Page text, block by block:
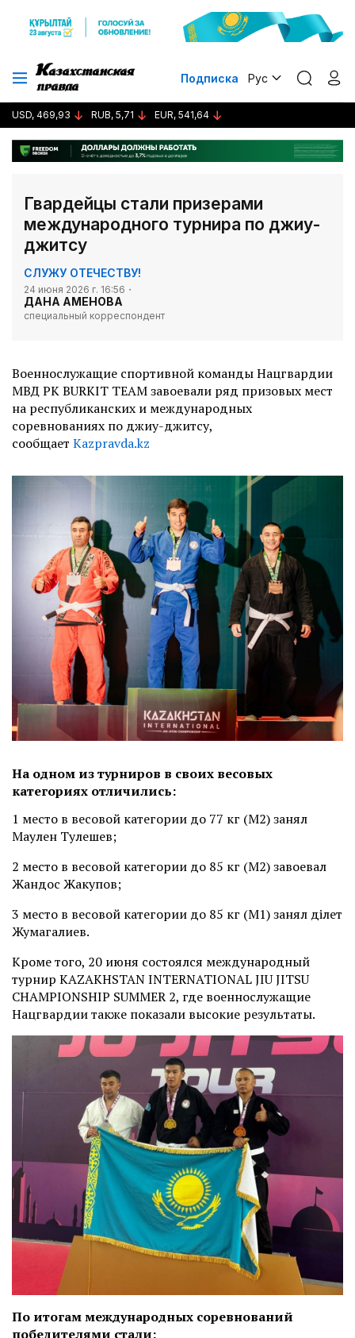
Подписка Рус
USD, 469,93 RUB, 5,71 EUR, 541,64
Гвардейцы стали призерами
международного турнира по джиу-
джитсу
СЛУЖУ ОТЕЧЕСТВУ!
24 июня 2026 г. 16:56
ДАНА АМЕНОВА
специальный корреспондент
Военнослужащие спортивной команды Нацгвардии
МВД РК BURKIT TEAM завоевали ряд призовых мест
на республиканских и международных
соревнованиях по джиу-джитсу,
сообщает Kazpravda.kz
На одном из турниров в своих весовых
категориях отличились:
1 место в весовой категории до 77 кг (М2) занял
Маулен Тулешев;
2 место в весовой категории до 85 кг (М2) завоевал
Жандос Жакупов;
3 место в весовой категории до 85 кг (М1) занял Әділет
Жумагалиев.
Кроме того, 20 июня состоялся международный
турнир KAZAKHSTAN INTERNATIONAL JIU JITSU
CHAMPIONSHIP SUMMER 2, где военнослужащие
Нацгвардии также показали высокие результаты.
По итогам международных соревнований
победителями стали: